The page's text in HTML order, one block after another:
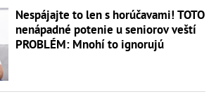
Nespájajte to len s horúčavami! TOTO
nenápadné potenie u seniorov veští
PROBLÉM: Mnohí to ignorujú